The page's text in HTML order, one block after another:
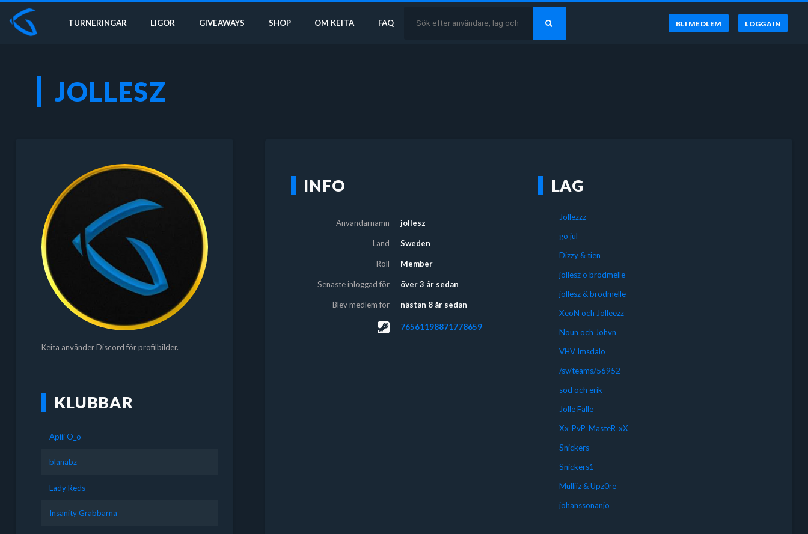
TURNERINGAR LIGOR GIVEAWAYS SHOP OM KEITA FAQ BLI MEDLEM LOGGA IN
JOLLESZ
Keita använder Discord för profilbilder.
KLUBBAR
Apiii O_o
blanabz
Lady Reds
Insanity Grabbarna
INFO
Användarnamn jollesz
Land Sweden
Roll Member
Senaste inloggad för över 3 år sedan
Blev medlem för nästan 8 år sedan
76561198871778659
LAG
Jollezzz
go jul
Dizzy & tien
jollesz o brodmelle
jollesz & brodmelle
XeoN och Jolleezz
Noun och Johvn
VHV Imsdalo
/sv/teams/56952-
sod och erik
Jolle Falle
Xx_PvP_MasteR_xX
Snickers
Snickers1
Mulliiz & Upz0re
johanssonanjo